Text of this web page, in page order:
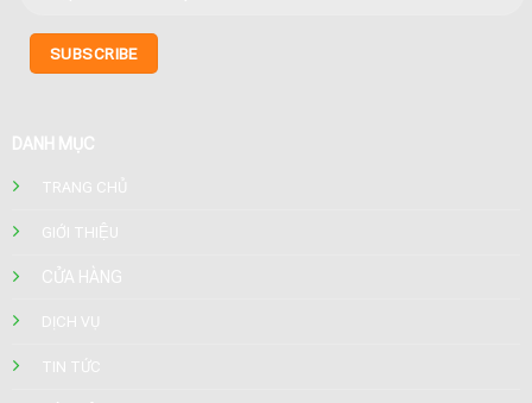
DANH MỤC
TRANG CHỦ
GIỚI THIỆU
CỬA HÀNG
DỊCH VỤ
TIN TỨC